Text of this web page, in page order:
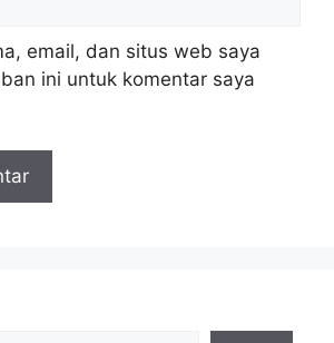
email, dan situs web saya
ini untuk komentar saya